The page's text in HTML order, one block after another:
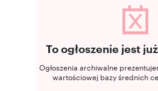
To ogłoszenie jest
Ogłoszenia archiwalne
wartościowej bazy średnich